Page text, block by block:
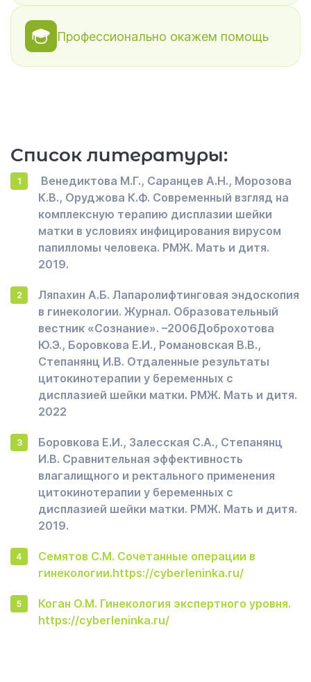
Профессионально окажем помощь
Список литературы:
Венедиктова М.Г., Саранцев А.Н., Морозова
К.В., Оруджова К.Ф. Современный взгляд на
комплексную терапию дисплазии шейки
матки в условиях инфицирования вирусом
папилломы человека. РМЖ. Мать и дитя.
2019.
Ляпахин А.Б. Лапаролифтинговая эндоскопия
в гинекологии. Журнал. Образовательный
вестник «Сознание». –2006Доброхотова
Ю.Э., Боровкова Е.И., Романовская В.В.,
Степанянц И.В. Отдаленные результаты
цитокинотерапии у беременных с
дисплазией шейки матки. РМЖ. Мать и дитя.
2022
Боровкова Е.И., Залесская С.А., Степанянц
И.В. Сравнительная эффективность
влагалищного и ректального применения
цитокинотерапии у беременных с
дисплазией шейки матки. РМЖ. Мать и дитя.
2019.
Семятов С.М. Сочетанные операции в
гинекологии.https://cyberleninka.ru/
Коган О.М. Гинекология экспертного уровня.
https://cyberleninka.ru/